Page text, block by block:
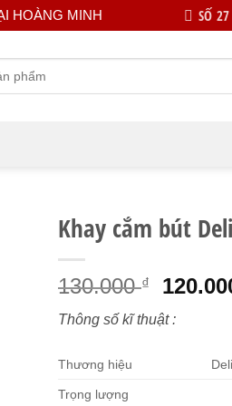
HOÀNG MINH SỐ
Khay cắm bút
130.000₫
Giá
gốc
là:
Thông số kĩ thuật :
Thương hiệu Deli
Trọng lượng